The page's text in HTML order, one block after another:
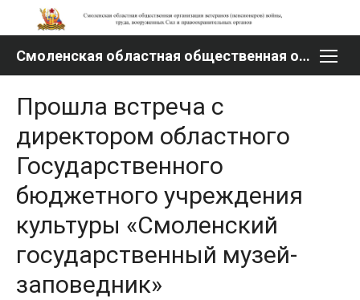
Перейти
содержимому
Смоленская областная общественная организация ветеранов (пенсионеров) войны, труда, вооруженных Сил и правоохранительных органов
Прошла встреча с
директором областного
Государственного
бюджетного учреждения
культуры «Смоленский
государственный музей-
заповедник»